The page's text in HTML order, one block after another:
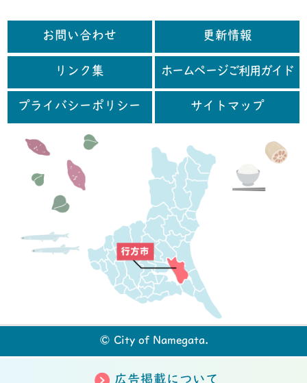
お問い合わせ 更新情報
リンク集 ホームページご利用ガイド
プライバシーポリシー サイトマップ
© City of Namegata.